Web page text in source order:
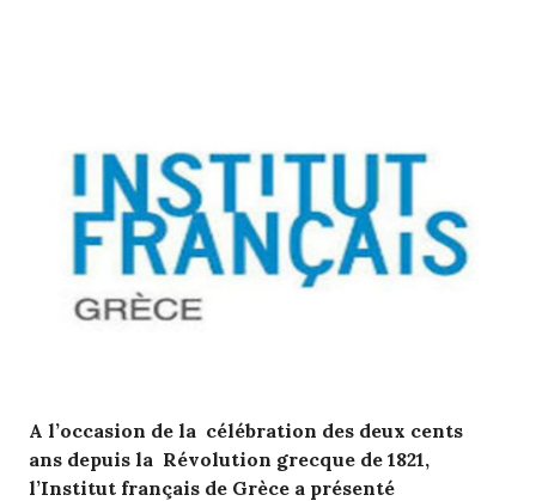
A l’occasion de la célébration des deux cents
ans depuis la Révolution grecque de 1821,
l’Institut français de Grèce a présenté